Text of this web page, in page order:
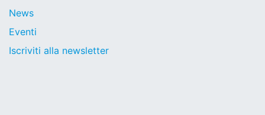
News
Eventi
Iscriviti alla newsletter